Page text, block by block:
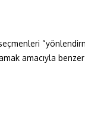
amacıyla